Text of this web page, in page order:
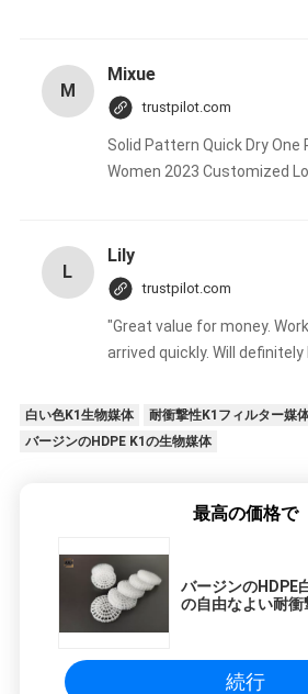
M
Mixue
trustpilot.com
Solid Pattern Quick Dry
Women 2023 Customized
L
Lily
trustpilot.com
"Great value for money.
arrived quickly. Will definitely
白い色K1生物媒体
耐衝撃性K1フィルター媒
バージンのHDPE K1の生物媒体
最高の価格で
バージンのHDPE
の自由なよい耐衝
続行